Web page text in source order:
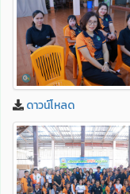
ดาวน์โหลด